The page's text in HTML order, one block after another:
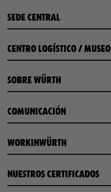
SEDE CENTRAL
CENTRO LOGÍSTICO / MUSEO
SOBRE WÜRTH
COMUNICACIÓN
WORKINWÜRTH
NUESTROS CERTIFICADOS